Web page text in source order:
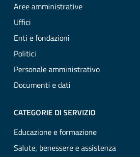
Aree amministrative
Uffici
Enti e fondazioni
Politici
Personale amministrativo
Documenti e dati
CATEGORIE DI SERVIZIO
Educazione e formazione
Salute, benessere e assistenza